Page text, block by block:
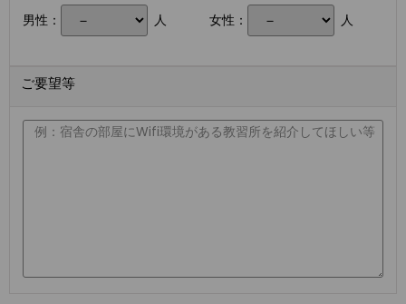
男性：
人 女性： 人
ご要望等